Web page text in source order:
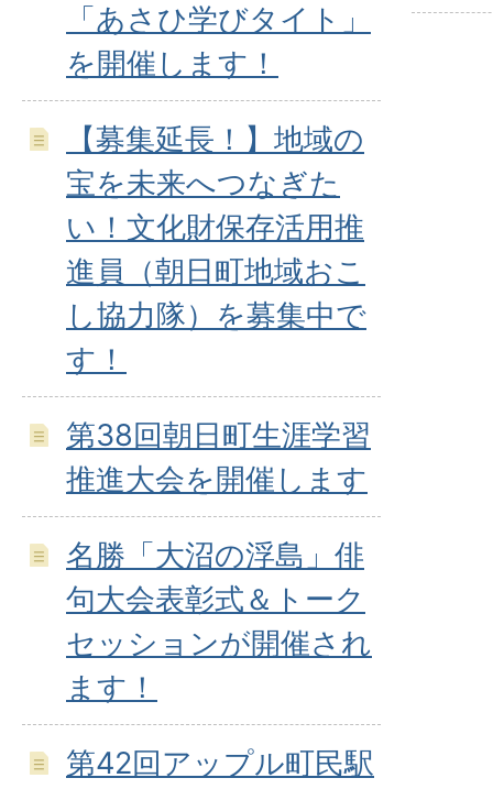
「あさひ学びタイト」
を開催します！
【募集延長！】地域の
宝を未来へつなぎた
い！文化財保存活用推
進員（朝日町地域おこ
し協力隊）を募集中で
す！
第38回朝日町生涯学習
推進大会を開催します
名勝「大沼の浮島」俳
句大会表彰式＆トーク
セッションが開催され
ます！
第42回アップル町民駅